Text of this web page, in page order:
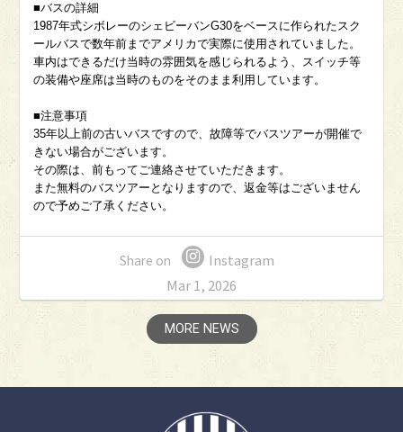
■バスの詳細
1987年式シボレーのシェビーバンG30をベースに作られたスク
ールバスで数年前までアメリカで実際に使用されていました。
車内はできるだけ当時の雰囲気を感じられるよう、スイッチ等
の装備や座席は当時のものをそのまま利用しています。
■注意事項
35年以上前の古いバスですので、故障等でバスツアーが開催で
きない場合がございます。
その際は、前もってご連絡させていただきます。
また無料のバスツアーとなりますので、返金等はございません
ので予めご了承ください。
Share on
Instagram
Mar 1, 2026
MORE NEWS